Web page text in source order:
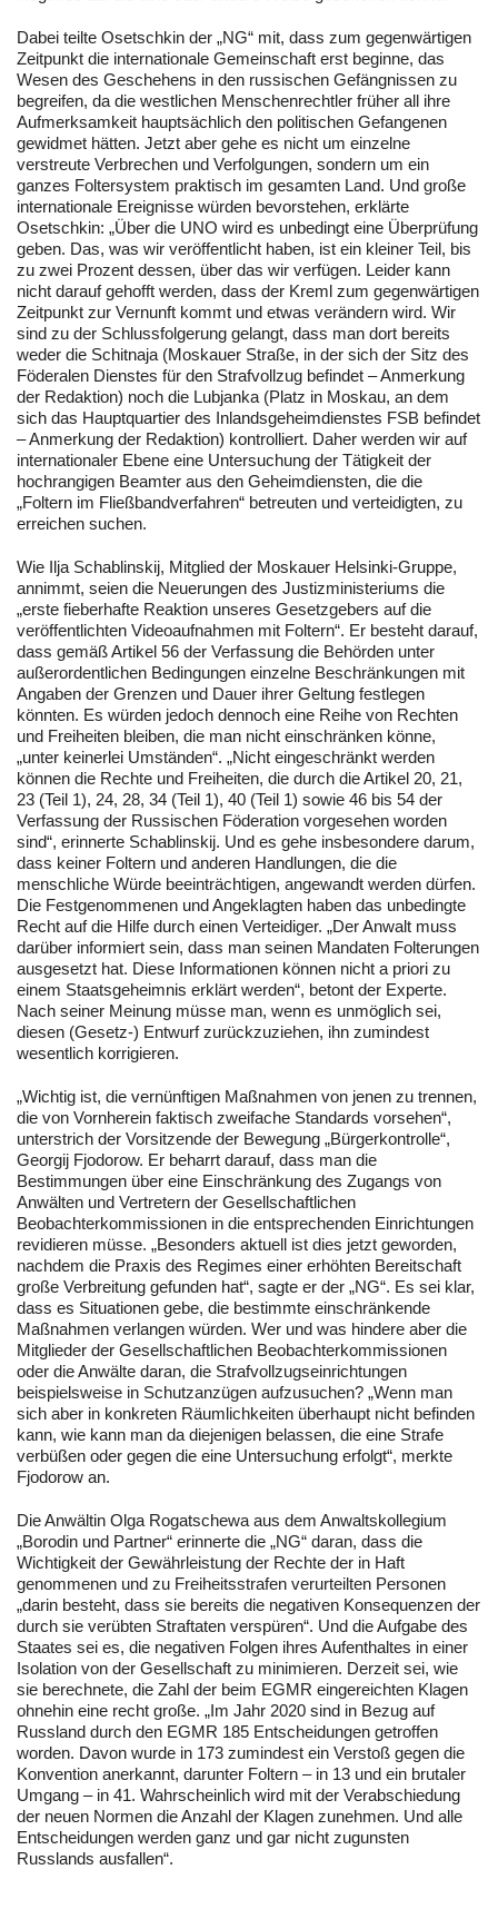
Dabei teilte Osetschkin der „NG“ mit, dass zum gegenwärtigen
Zeitpunkt die internationale Gemeinschaft erst beginne, das
Wesen des Geschehens in den russischen Gefängnissen zu
begreifen, da die westlichen Menschenrechtler früher all ihre
Aufmerksamkeit hauptsächlich den politischen Gefangenen
gewidmet hätten. Jetzt aber gehe es nicht um einzelne
verstreute Verbrechen und Verfolgungen, sondern um ein
ganzes Foltersystem praktisch im gesamten Land. Und große
internationale Ereignisse würden bevorstehen, erklärte
Osetschkin: „Über die UNO wird es unbedingt eine Überprüfung
geben. Das, was wir veröffentlicht haben, ist ein kleiner Teil, bis
zu zwei Prozent dessen, über das wir verfügen. Leider kann
nicht darauf gehofft werden, dass der Kreml zum gegenwärtigen
Zeitpunkt zur Vernunft kommt und etwas verändern wird. Wir
sind zu der Schlussfolgerung gelangt, dass man dort bereits
weder die Schitnaja (Moskauer Straße, in der sich der Sitz des
Föderalen Dienstes für den Strafvollzug befindet – Anmerkung
der Redaktion) noch die Lubjanka (Platz in Moskau, an dem
sich das Hauptquartier des Inlandsgeheimdienstes FSB befindet
– Anmerkung der Redaktion) kontrolliert. Daher werden wir auf
internationaler Ebene eine Untersuchung der Tätigkeit der
hochrangigen Beamter aus den Geheimdiensten, die die
„Foltern im Fließbandverfahren“ betreuten und verteidigten, zu
erreichen suchen.
Wie Ilja Schablinskij, Mitglied der Moskauer Helsinki-Gruppe,
annimmt, seien die Neuerungen des Justizministeriums die
„erste fieberhafte Reaktion unseres Gesetzgebers auf die
veröffentlichten Videoaufnahmen mit Foltern“. Er besteht darauf,
dass gemäß Artikel 56 der Verfassung die Behörden unter
außerordentlichen Bedingungen einzelne Beschränkungen mit
Angaben der Grenzen und Dauer ihrer Geltung festlegen
könnten. Es würden jedoch dennoch eine Reihe von Rechten
und Freiheiten bleiben, die man nicht einschränken könne,
„unter keinerlei Umständen“. „Nicht eingeschränkt werden
können die Rechte und Freiheiten, die durch die Artikel 20, 21,
23 (Teil 1), 24, 28, 34 (Teil 1), 40 (Teil 1) sowie 46 bis 54 der
Verfassung der Russischen Föderation vorgesehen worden
sind“, erinnerte Schablinskij. Und es gehe insbesondere darum,
dass keiner Foltern und anderen Handlungen, die die
menschliche Würde beeinträchtigen, angewandt werden dürfen.
Die Festgenommenen und Angeklagten haben das unbedingte
Recht auf die Hilfe durch einen Verteidiger. „Der Anwalt muss
darüber informiert sein, dass man seinen Mandaten Folterungen
ausgesetzt hat. Diese Informationen können nicht a priori zu
einem Staatsgeheimnis erklärt werden“, betont der Experte.
Nach seiner Meinung müsse man, wenn es unmöglich sei,
diesen (Gesetz-) Entwurf zurückzuziehen, ihn zumindest
wesentlich korrigieren.
„Wichtig ist, die vernünftigen Maßnahmen von jenen zu trennen,
die von Vornherein faktisch zweifache Standards vorsehen“,
unterstrich der Vorsitzende der Bewegung „Bürgerkontrolle“,
Georgij Fjodorow. Er beharrt darauf, dass man die
Bestimmungen über eine Einschränkung des Zugangs von
Anwälten und Vertretern der Gesellschaftlichen
Beobachterkommissionen in die entsprechenden Einrichtungen
revidieren müsse. „Besonders aktuell ist dies jetzt geworden,
nachdem die Praxis des Regimes einer erhöhten Bereitschaft
große Verbreitung gefunden hat“, sagte er der „NG“. Es sei klar,
dass es Situationen gebe, die bestimmte einschränkende
Maßnahmen verlangen würden. Wer und was hindere aber die
Mitglieder der Gesellschaftlichen Beobachterkommissionen
oder die Anwälte daran, die Strafvollzugseinrichtungen
beispielsweise in Schutzanzügen aufzusuchen? „Wenn man
sich aber in konkreten Räumlichkeiten überhaupt nicht befinden
kann, wie kann man da diejenigen belassen, die eine Strafe
verbüßen oder gegen die eine Untersuchung erfolgt“, merkte
Fjodorow an.
Die Anwältin Olga Rogatschewa aus dem Anwaltskollegium
„Borodin und Partner“ erinnerte die „NG“ daran, dass die
Wichtigkeit der Gewährleistung der Rechte der in Haft
genommenen und zu Freiheitsstrafen verurteilten Personen
„darin besteht, dass sie bereits die negativen Konsequenzen der
durch sie verübten Straftaten verspüren“. Und die Aufgabe des
Staates sei es, die negativen Folgen ihres Aufenthaltes in einer
Isolation von der Gesellschaft zu minimieren. Derzeit sei, wie
sie berechnete, die Zahl der beim EGMR eingereichten Klagen
ohnehin eine recht große. „Im Jahr 2020 sind in Bezug auf
Russland durch den EGMR 185 Entscheidungen getroffen
worden. Davon wurde in 173 zumindest ein Verstoß gegen die
Konvention anerkannt, darunter Foltern – in 13 und ein brutaler
Umgang – in 41. Wahrscheinlich wird mit der Verabschiedung
der neuen Normen die Anzahl der Klagen zunehmen. Und alle
Entscheidungen werden ganz und gar nicht zugunsten
Russlands ausfallen“.